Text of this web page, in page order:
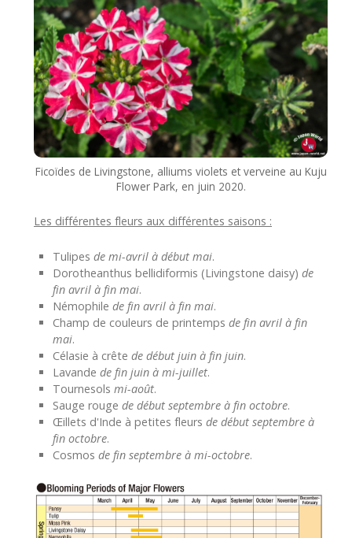
Ficoïdes de Livingstone, alliums violets et verveine au Kuju
Flower Park, en juin 2020.
Les différentes fleurs aux différentes saisons :
Tulipes de mi-avril à début mai.
Dorotheanthus bellidiformis (Livingstone daisy) de
fin avril à fin mai.
Némophile de fin avril à fin mai.
Champ de couleurs de printemps de fin avril à fin
mai.
Célasie à crête de début juin à fin juin.
Lavande de fin juin à mi-juillet.
Tournesols mi-août.
Sauge rouge de début septembre à fin octobre.
Œillets d'Inde à petites fleurs de début septembre à
fin octobre.
Cosmos de fin septembre à mi-octobre.